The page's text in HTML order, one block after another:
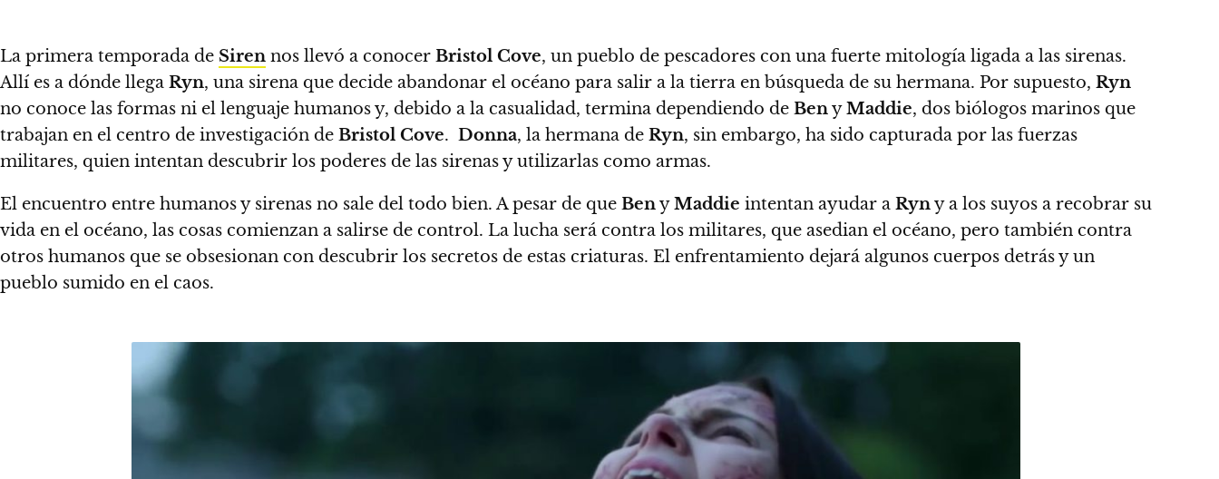
La primera temporada de Siren nos llevó a conocer Bristol Cove, un pueblo de pescadores con una fuerte mitología ligada a las sirenas.
Allí es a dónde llega Ryn, una sirena que decide abandonar el océano para salir a la tierra en búsqueda de su hermana. Por supuesto, Ryn
no conoce las formas ni el lenguaje humanos y, debido a la casualidad, termina dependiendo de BenyMaddie, dos biólogos marinos que
trabajan en el centro de investigación de Bristol Cove. Donna, la hermana de Ryn, sin embargo, ha sido capturada por las fuerzas
militares, quien intentan descubrir los poderes de las sirenas y utilizarlas como armas.
El encuentro entre humanos y sirenas no sale del todo bien. A pesar de que BenyMaddie intentan ayudar a Ryny a los suyos a recobrar su
vida en el océano, las cosas comienzan a salirse de control. La lucha será contra los militares, que asedian el océano, pero también contra
otros humanos que se obsesionan con descubrir los secretos de estas criaturas. El enfrentamiento dejará algunos cuerpos detrás y un
pueblo sumido en el caos.